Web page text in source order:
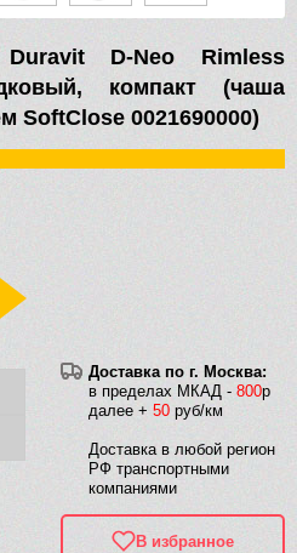
D-Neo Rimless
компакт (чаша
SoftClose 0021690000)
Доставка по г. Москва:
в пределах МКАД - 800р
далее + 50 руб/км
Доставка в любой регион
РФ транспортными
компаниями
В избранное